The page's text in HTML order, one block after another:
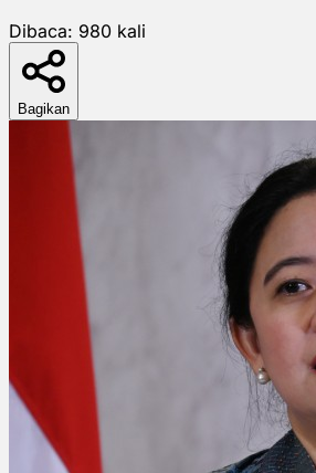
Dibaca: 980 kali
Bagikan